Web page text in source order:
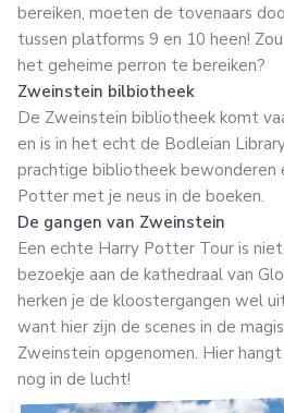
bereiken, moeten de tovenaars
tussen platforms 9 en 10 heen!
het geheime perron te bereiken?
Zweinstein bilbiotheek
De Zweinstein bibliotheek komt
en is in het echt de Bodleian
prachtige bibliotheek bewonderen
Potter met je neus in de boeken.
De gangen van Zweinstein
Een echte Harry Potter Tour is
bezoekje aan de kathedraal van
herken je de kloostergangen wel
want hier zijn de scenes in de
Zweinstein opgenomen. Hier
nog in de lucht!